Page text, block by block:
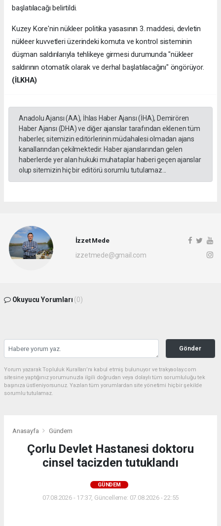
başlatılacağı belirtildi.
Kuzey Kore'nin nükleer politika yasasının 3. maddesi, devletin
nükleer kuvvetleri üzerindeki komuta ve kontrol sisteminin
düşman saldırılarıyla tehlikeye girmesi durumunda "nükleer
saldırının otomatik olarak ve derhal başlatılacağını" öngörüyor.
(İLKHA)
Anadolu Ajansı (AA), İhlas Haber Ajansı (İHA), Demirören
Haber Ajansı (DHA) ve diğer ajanslar tarafından eklenen tüm
haberler, sitemizin editörlerinin müdahalesi olmadan ajans
kanallarından çekilmektedir. Haber ajanslarından gelen
haberlerde yer alan hukuki muhataplar haberi geçen ajanslar
olup sitemizin hiç bir editörü sorumlu tutulamaz...
İzzet Mede
izzetmede@gmail.com
Okuyucu Yorumları (0)
Gönder
Yorum yazarak Topluluk Kuralları’nı kabul etmiş bulunuyor ve trakyaolay.com
sitesine yaptığınız yorumunuzla ilgili doğrudan veya dolaylı tüm sorumluluğu tek
başınıza üstleniyorsunuz. Yazılan tüm yorumlardan site yönetimi hiçbir şekilde
sorumlu tutulamaz.
Anasayfa Gündem
Çorlu Devlet Hastanesi doktoru
cinsel tacizden tutuklandı
GÜNDEM
07.08.2026 - 17:37, Güncelleme: 07.08.2026 - 22:55